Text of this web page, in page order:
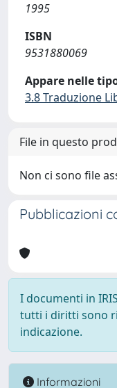
1995
ISBN
9531880069
Appare nelle
3.8 Traduzione
File in questo
Non ci sono file
Pubblicazioni
I documenti in
tutti i diritti sono
indicazione.
Informazioni